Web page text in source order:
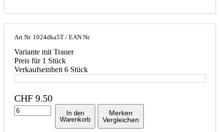
Art.Nr. 1024dka5T / EAN Nr.
Variante mit Trauer
Preis für 1 Stück
Verkaufseinheit 6 Stück
CHF 9.50
In den
Warenkorb
Merken
Vergleichen